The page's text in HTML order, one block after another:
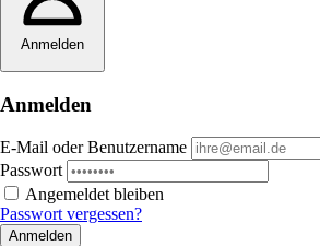
Anmelden
Anmelden
E-Mail oder Benutzername
Passwort
Angemeldet bleiben
Passwort vergessen?
Anmelden